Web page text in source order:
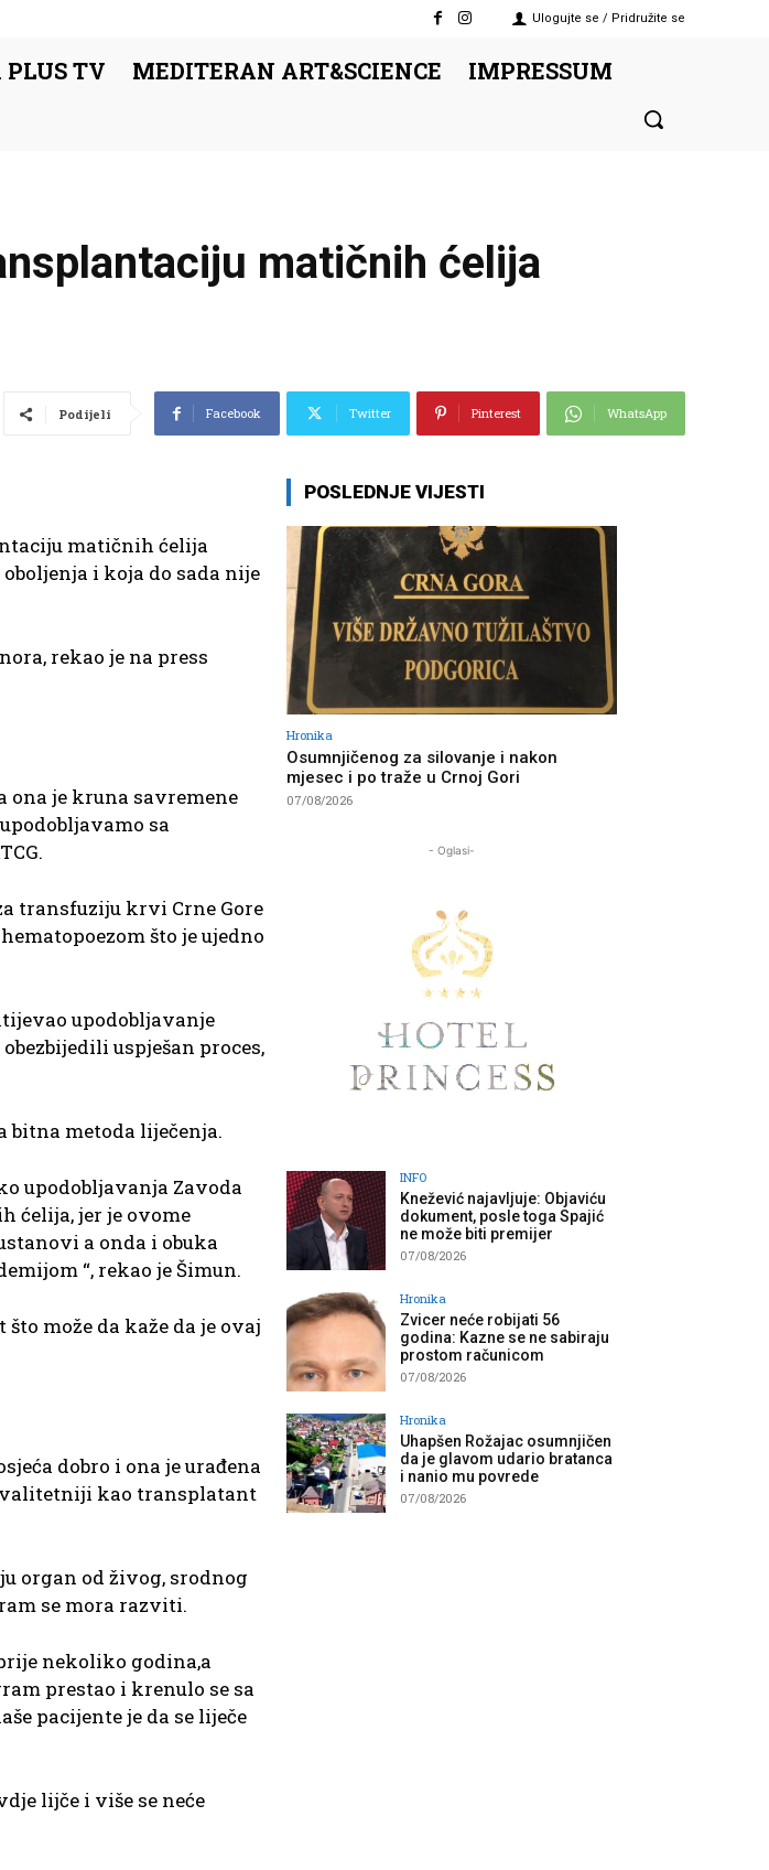
Ulogujte se / Pridružite se
PLUS TV MEDITERAN ART&SCIENCE IMPRESSUM
matičnih ćelija
Podijeli Facebook Twitter Pinterest WhatsApp
matičnih ćelija
i koja do sada nije
rekao je na press
ona je kruna savremene
sa
transfuziju krvi Crne Gore
što je ujedno
upodobljavanje
uspješan proces,
bitna metoda liječenja.
upodobljavanja Zavoda
ćelija, jer je ovome
a onda i obuka
“, rekao je Šimun.
što može da kaže da je ovaj
dobro i ona je urađena
kao transplatant
organ od živog, srodnog
se mora razviti.
nekoliko godina,a
prestao i krenulo se sa
pacijente je da se liječe
lijče i više se neće
POSLEDNJE VIJESTI
Hronika
Osumnjičenog za silovanje i nakon
mjesec i po traže u Crnoj Gori
07/08/2026
- Oglasi-
INFO
Knežević najavljuje: Objaviću
dokument, posle toga Spajić
ne može biti premijer
07/08/2026
Hronika
Zvicer neće robijati 56
godina: Kazne se ne sabiraju
prostom računicom
07/08/2026
Hronika
Uhapšen Rožajac osumnjičen
da je glavom udario bratanca
i nanio mu povrede
07/08/2026